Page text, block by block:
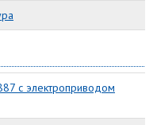
с электроприводом